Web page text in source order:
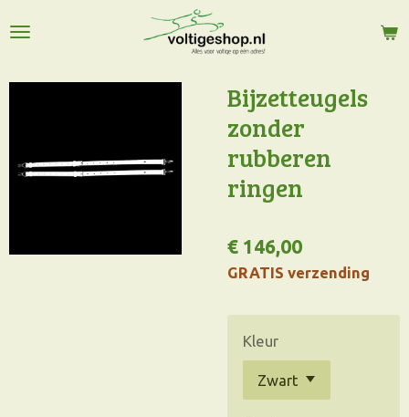
direct
de
Bijzetteugels
zonder
rubberen
ringen
€ 146,00
GRATIS verzending
Kleur